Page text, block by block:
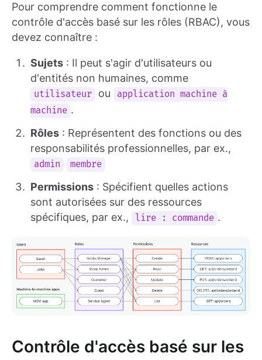
Pour comprendre comment fonctionne le
contrôle d'accès basé sur les rôles (RBAC), vous
devez connaître :
Sujets : Il peut s'agir d'utilisateurs ou
d'entités non humaines, comme
utilisateur ou
application machine à
machine .
Rôles : Représentent des fonctions ou des
responsabilités professionnelles, par ex.,
admin membre
Permissions : Spécifient quelles actions
sont autorisées sur des ressources
spécifiques, par ex.,
lire : commande .
Contrôle d'accès basé sur les